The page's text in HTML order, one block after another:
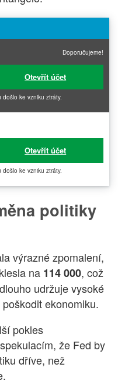
Doporučujeme!
Otevřít účet
ke vzniku ztráty.
Otevřít účet
ke vzniku ztráty.
politiky
výrazné zpomalení,
na 114 000, což
udržuje vysoké
ekonomiku.
pokles
že Fed by
dříve, než